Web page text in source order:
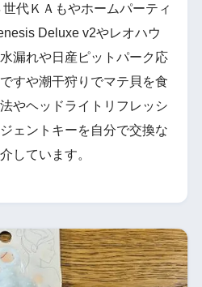
代ＫＡもやホームパーティ
Deluxe v2やレオハウ
漏れや日産ピットパーク応
すや潮干狩りでマテ貝を食
やヘッドライトリフレッシ
ェントキーを自分で交換な
しています。